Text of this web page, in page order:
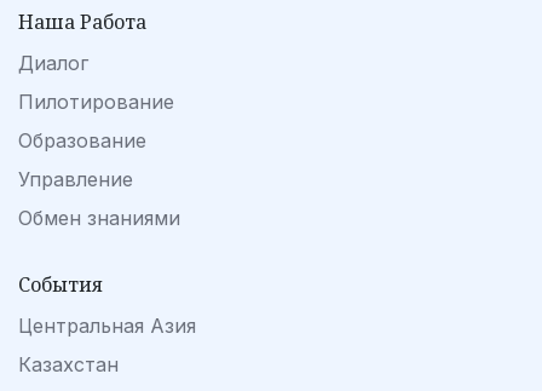
Наша Работа
Диалог
Пилотирование
Образование
Управление
Обмен знаниями
События
Центральная Азия
Казахстан